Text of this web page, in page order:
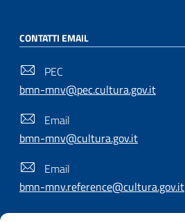
CONTATTI EMAIL
PEC
bmn-mnv@pec.cultura.gov.it
Email
bmn-mnv@cultura.gov.it
Email
bmn-mnv.reference@cultura.gov.it